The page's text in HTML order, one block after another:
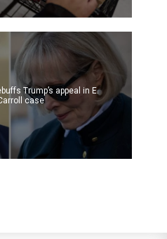
Trump’s appeal in E.
case